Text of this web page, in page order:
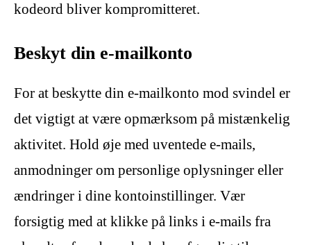
kodeord bliver kompromitteret.
Beskyt din e-mailkonto
For at beskytte din e-mailkonto mod svindel er
det vigtigt at være opmærksom på mistænkelig
aktivitet. Hold øje med uventede e-mails,
anmodninger om personlige oplysninger eller
ændringer i dine kontoinstillinger. Vær
forsigtig med at klikke på links i e-mails fra